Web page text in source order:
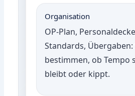
Organisation
OP-Plan,
Standards, Übergaben:
bestimmen, ob Tempo
bleibt oder kippt.